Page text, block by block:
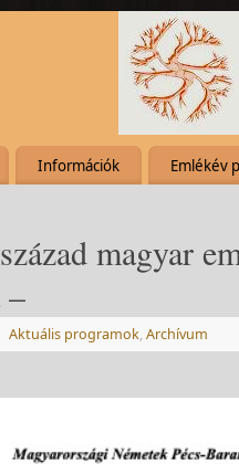
Információk Emlékév
magyar
–
Aktuális programok, Archívum